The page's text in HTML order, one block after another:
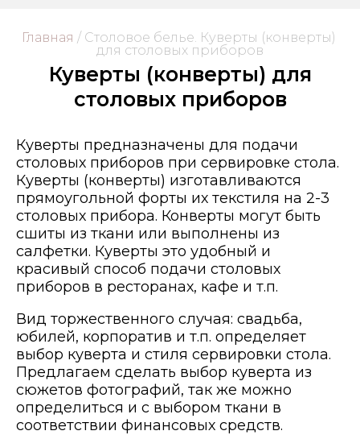
Главная / Столовое белье. Куверты (конверты)
для столовых приборов
Куверты (конверты) для
столовых приборов
Куверты предназначены для подачи
столовых приборов при сервировке стола.
Куверты (конверты) изготавливаются
прямоугольной форты их текстиля на 2-3
столовых прибора. Конверты могут быть
сшиты из ткани или выполнены из
салфетки. Куверты это удобный и
красивый способ подачи столовых
приборов в ресторанах, кафе и т.п.
Вид торжественного случая: свадьба,
юбилей, корпоратив и т.п. определяет
выбор куверта и стиля сервировки стола.
Предлагаем сделать выбор куверта из
сюжетов фотографий, так же можно
определиться и с выбором ткани в
соответствии финансовых средств.